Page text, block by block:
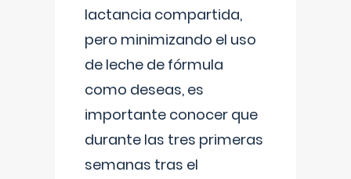
lactancia compartida,
pero minimizando el uso
de leche de fórmula
como deseas, es
importante conocer que
durante las tres primeras
semanas tras el